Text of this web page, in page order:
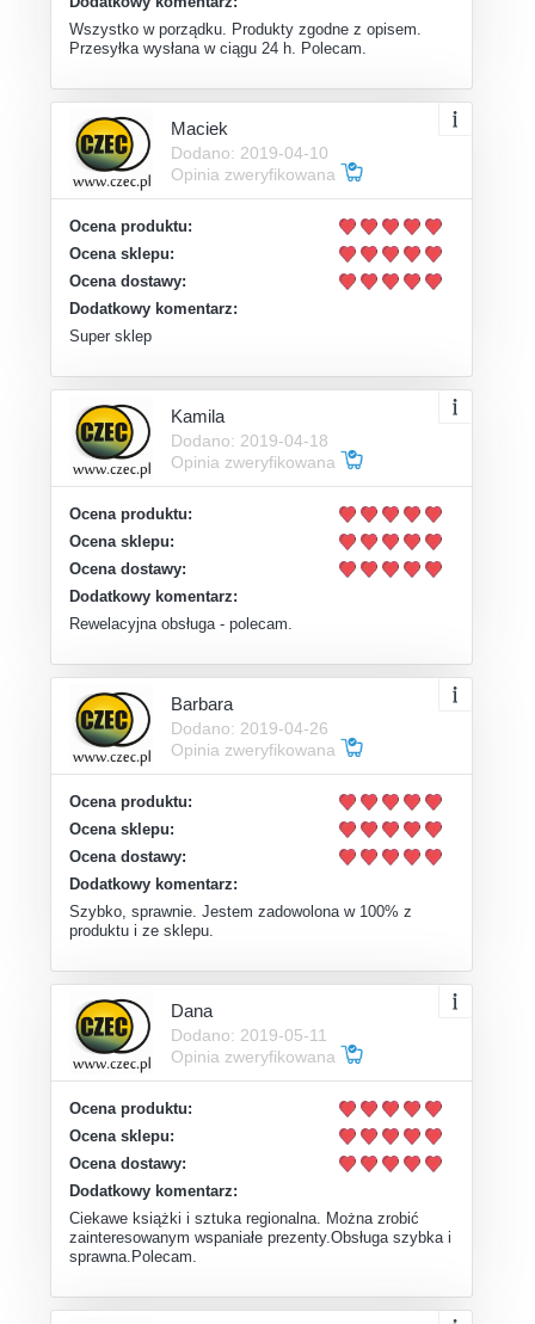
Wszystko w porządku. Produkty zgodne z opisem.
Przesyłka wysłana w ciągu 24 h. Polecam.
Maciek
Dodano: 2019-04-10
Opinia zweryfikowana
Ocena produktu:
Ocena sklepu:
Ocena dostawy:
Dodatkowy komentarz:
Super sklep
Kamila
Dodano: 2019-04-18
Opinia zweryfikowana
Ocena produktu:
Ocena sklepu:
Ocena dostawy:
Dodatkowy komentarz:
Rewelacyjna obsługa - polecam.
Barbara
Dodano: 2019-04-26
Opinia zweryfikowana
Ocena produktu:
Ocena sklepu:
Ocena dostawy:
Dodatkowy komentarz:
Szybko, sprawnie. Jestem zadowolona w 100% z
produktu i ze sklepu.
Dana
Dodano: 2019-05-11
Opinia zweryfikowana
Ocena produktu:
Ocena sklepu:
Ocena dostawy:
Dodatkowy komentarz:
Ciekawe książki i sztuka regionalna. Można zrobić
zainteresowanym wspaniałe prezenty.Obsługa szybka i
sprawna.Polecam.